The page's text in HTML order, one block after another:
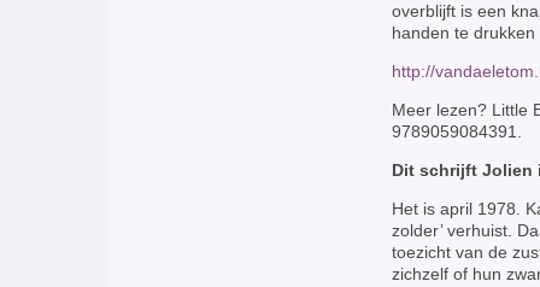
overblijft is een
handen te
http://
Meer lezen? Little
9789059084391.
Dit schrijft Jolien
Het is april 1978.
zolder’ verhuist.
toezicht van de
zichzelf of hun